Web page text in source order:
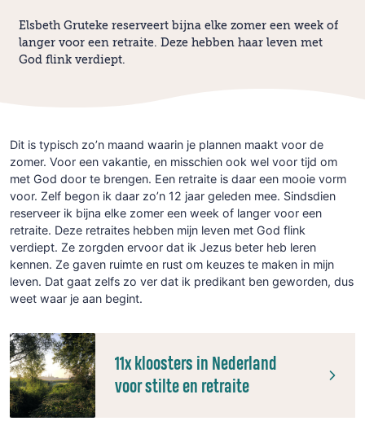
Elsbeth Gruteke reserveert bijna elke zomer een week of
langer voor een retraite. Deze hebben haar leven met
God flink verdiept.
Dit is typisch zo’n maand waarin je plannen maakt voor de
zomer. Voor een vakantie, en misschien ook wel voor tijd om
met God door te brengen. Een retraite is daar een mooie vorm
voor. Zelf begon ik daar zo’n 12 jaar geleden mee. Sindsdien
reserveer ik bijna elke zomer een week of langer voor een
retraite. Deze retraites hebben mijn leven met God flink
verdiept. Ze zorgden ervoor dat ik Jezus beter heb leren
kennen. Ze gaven ruimte en rust om keuzes te maken in mijn
leven. Dat gaat zelfs zo ver dat ik predikant ben geworden, dus
weet waar je aan begint.
11x kloosters in Nederland
voor stilte en retraite